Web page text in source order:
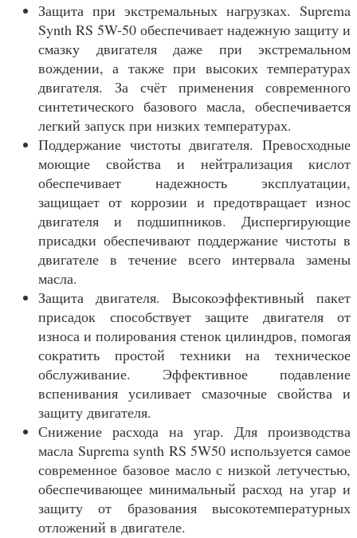
Защита при экстремальных нагрузках. Suprema
Synth RS 5W-50 обеспечивает надежную защиту и
смазку двигателя даже при экстремальном
вождении, а также при высоких температурах
двигателя. За счёт применения современного
синтетического базового масла, обеспечивается
легкий запуск при низких температурах.
Поддержание чистоты двигателя. Превосходные
моющие свойства и нейтрализация кислот
обеспечивает надежность эксплуатации,
защищает от коррозии и предотвращает износ
двигателя и подшипников. Диспергирующие
присадки обеспечивают поддержание чистоты в
двигателе в течение всего интервала замены
масла.
Защита двигателя. Высокоэффективный пакет
присадок способствует защите двигателя от
износа и полирования стенок цилиндров, помогая
сократить простой техники на техническое
обслуживание. Эффективное подавление
вспенивания усиливает смазочные свойства и
защиту двигателя.
Снижение расхода на угар. Для производства
масла Suprema synth RS 5W50 используется самое
современное базовое масло с низкой летучестью,
обеспечивающее минимальный расход на угар и
защиту от бразования высокотемпературных
отложений в двигателе.